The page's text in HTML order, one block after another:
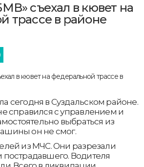
съехал в кювет на
трассе в районе
сегодня в Суздальском районе.
справился с управлением и
выбраться из
он не смог.
из МЧС. Они разрезали
Водителя